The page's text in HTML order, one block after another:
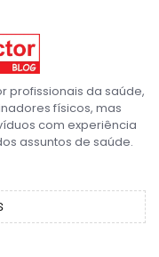
profissionais da saúde,
físicos, mas
com experiência
assuntos de saúde.